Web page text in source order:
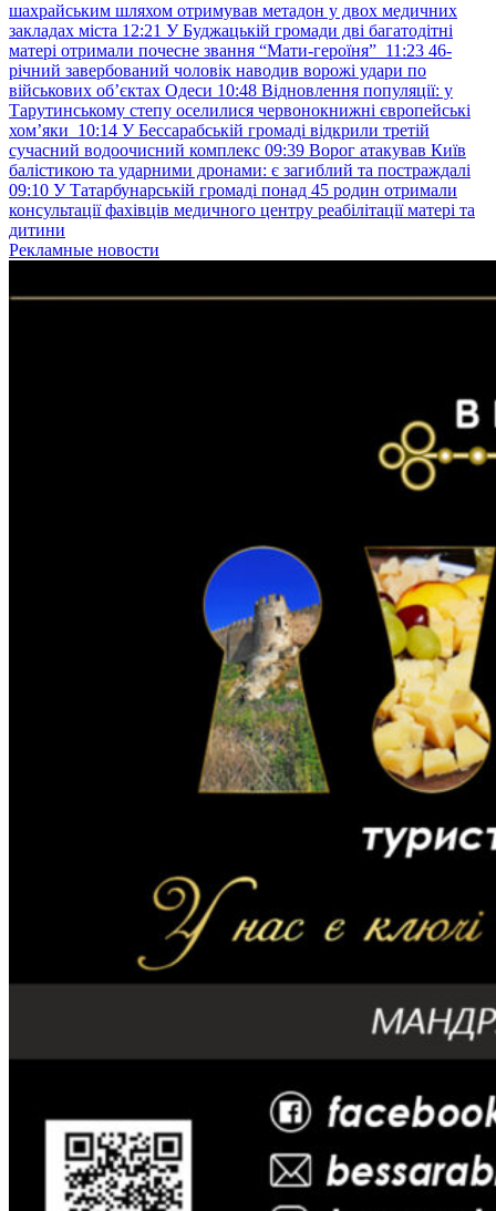
шахрайським шляхом отримував метадон у двох медичних
закладах міста 12:21 У Буджацькій громади дві багатодітні
матері отримали почесне звання “Мати-героїня” 11:23 46-
річний завербований чоловік наводив ворожі удари по
військових обʼєктах Одеси 10:48 Відновлення популяції: у
Тарутинському степу оселилися червонокнижні європейські
хом’яки 10:14 У Бессарабській громаді відкрили третій
сучасний водоочисний комплекс 09:39 Ворог атакував Київ
балістикою та ударними дронами: є загиблий та постраждалі
09:10 У Татарбунарській громаді понад 45 родин отримали
консультації фахівців медичного центру реабілітації матері та
дитини
Рекламные новости